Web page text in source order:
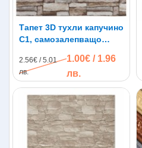
Тапет 3D тухли капучино
C1, самозалепващo
2.56€ / 5.01
лв.
1.00€ / 1.96
лв.